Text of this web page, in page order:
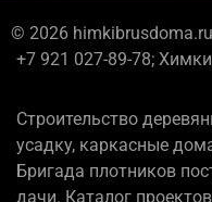
© 2026 himkibrusdoma.ru
+7 921 027-89-78;
Строительство
усадку, каркасные
Бригада плотников
дачи. Каталог